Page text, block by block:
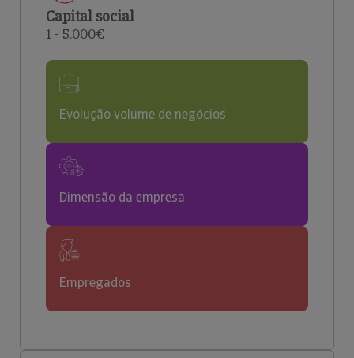
Capital social
1 - 5.000€
Evolução volume de negócios
Dimensão da empresa
Empregados